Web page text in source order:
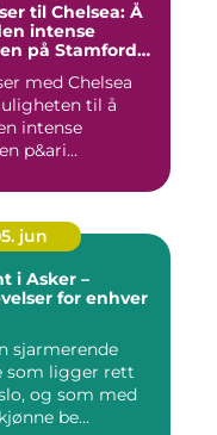
til Chelsea: Å
intense
på Stamford
med Chelsea
til å
intense
p&ari...
jun
i Asker –
for enhver
sjarmerende
som ligger rett
og som med
be...